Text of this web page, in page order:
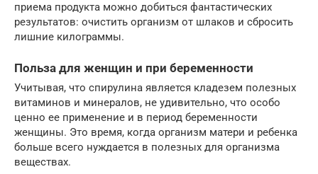
приема продукта можно добиться фантастических
результатов: очистить организм от шлаков и сбросить
лишние килограммы.
Польза для женщин и при беременности
Учитывая, что спирулина является кладезем полезных
витаминов и минералов, не удивительно, что особо
ценно ее применение и в период беременности
женщины. Это время, когда организм матери и ребенка
больше всего нуждается в полезных для организма
веществах.